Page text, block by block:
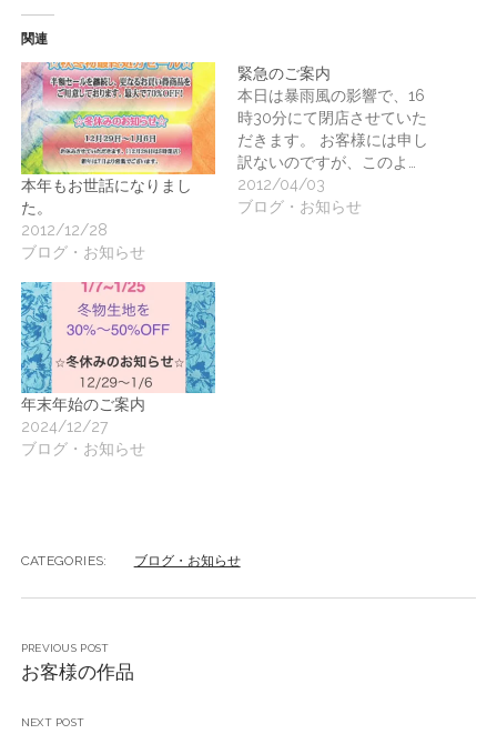
関連
本年もお世話になりまし
た。
2012/12/28
ブログ・お知らせ
緊急のご案内
本日は暴雨風の影響で、16
時30分にて閉店させていた
だきます。 お客様には申し
訳ないのですが、このよ…
2012/04/03
ブログ・お知らせ
年末年始のご案内
2024/12/27
ブログ・お知らせ
CATEGORIES: ブログ・お知らせ
PREVIOUS POST
お客様の作品
NEXT POST